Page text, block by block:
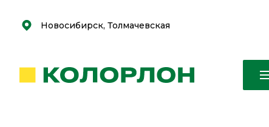
Скоро
Скоро
Новосибирск, Толмачевская